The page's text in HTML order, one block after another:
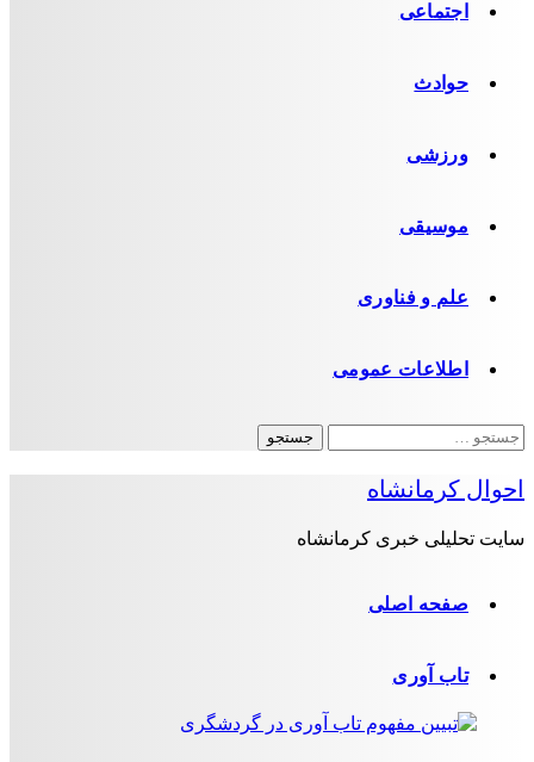
اجتماعی
حوادث
ورزشی
موسیقی
علم و فناوری
اطلاعات عمومی
جستجو
برای:
احوال کرمانشاه
سایت تحلیلی خبری کرمانشاه
صفحه اصلی
تاب آوری